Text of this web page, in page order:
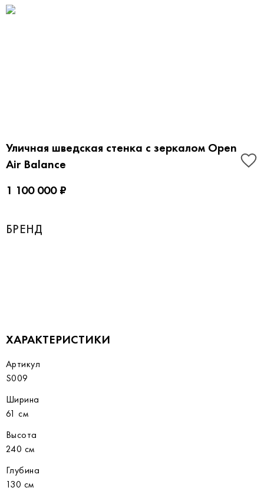
Уличная шведская стенка с зеркалом Open
Air Balance
1 100 000 ₽
БРЕНД
ХАРАКТЕРИСТИКИ
Артикул
S009
Ширина
61 см
Высота
240 см
Глубина
130 см